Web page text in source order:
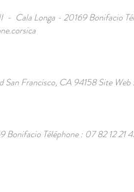
Cala Longa - 20169 Bonifacio
Francisco, CA 94158 Site Web
Téléphone : 07 82 12 21